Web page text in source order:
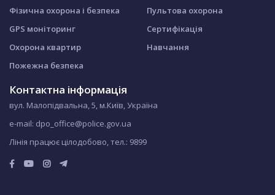
Фізична охорона і безпека
GPS моніторинг
Охорона квартир
Пожежна безпека
Пультова охорона
Сертифікація
Навчання
Контактна інформація
вул. Малопідвальна, 5, м.Київ, Україна
e-mail: dpo_office@police.gov.ua
Лінія працює цілодобово, тел.: 9899